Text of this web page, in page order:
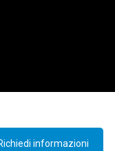
informazioni